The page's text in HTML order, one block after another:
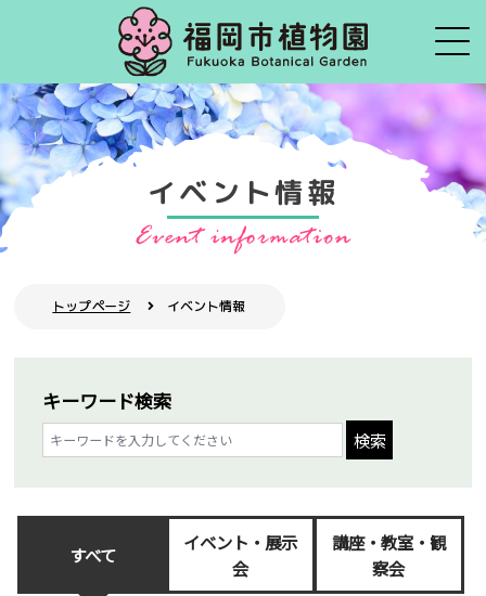
イベント情報
トップページ イベント情報
キーワード検索
検索
すべて
イベント・展示
会
講座・教室・観
察会